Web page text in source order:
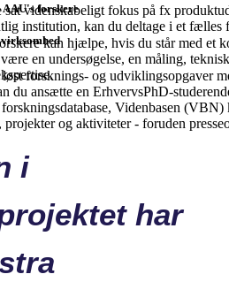
sat videnskabeligt fokus på fx
institution, kan du deltage i et
AAU's forskere
kan hjælpe, hvis du står med et
en undersøgelse, en måling,
virksomhed
forsknings- og udviklingsopgaver
du ansætte en ErhvervsPhD-
Videnbasen
projekter og aktiviteter - foruden
i
har